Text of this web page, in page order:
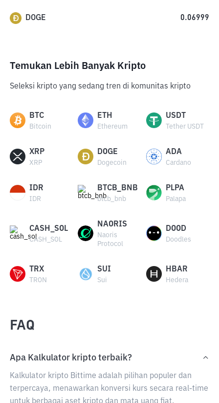
DOGE 0.06999
Temukan Lebih Banyak Kripto
Seleksi kripto yang sedang tren di komunitas kripto
BTC
Bitcoin
ETH
Ethereum
USDT
Tether USDT
XRP
XRP
DOGE
Dogecoin
ADA
Cardano
IDR
IDR
BTCB_BNB
btcb_bnb
PLPA
Palapa
CASH_SOL
CASH_SOL
NAORIS
Naoris
Protocol
DOOD
Doodles
TRX
TRON
SUI
Sui
HBAR
Hedera
FAQ
Apa Kalkulator kripto terbaik?
Kalkulator kripto Bittime adalah pilihan populer dan
terpercaya, menawarkan konversi kurs secara real-time